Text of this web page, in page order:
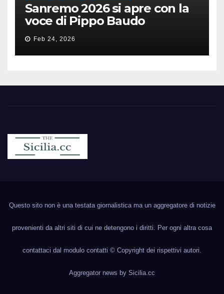
Sanremo 2026 si apre con la
voce di Pippo Baudo
Feb 24, 2026
Questo sito non è una testata giornalistica ma un aggregatore di notizie
provenienti da altri siti di cui ne detengono i diritti. Per ogni altra cosa
contattaci dal modulo contatti © Copyright dei rispettivi autori.
Aggregator news by Sicilia.cc